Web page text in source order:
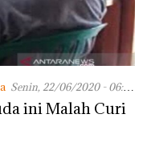
Senin, 22/06/2020 - 06:10
ini Malah Curi